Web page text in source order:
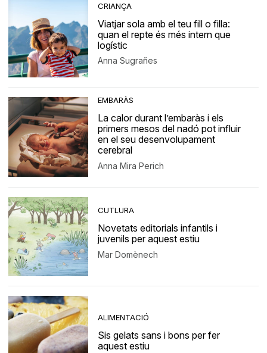
CRIANÇA
Viatjar sola amb el teu fill o filla:
quan el repte és més intern que
logístic
Anna Sugrañes
EMBARÀS
La calor durant l’embaràs i els
primers mesos del nadó pot influir
en el seu desenvolupament
cerebral
Anna Mira Perich
CUTLURA
Novetats editorials infantils i
juvenils per aquest estiu
Mar Domènech
ALIMENTACIÓ
Sis gelats sans i bons per fer
aquest estiu